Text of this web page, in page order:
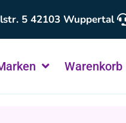
5 42103 Wuppertal
Warenkorb